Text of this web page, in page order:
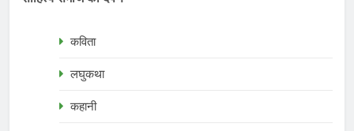
कविता
लघुकथा
कहानी